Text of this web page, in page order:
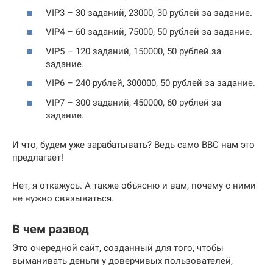
VIP3 – 30 заданий, 23000, 30 рублей за задание.
VIP4 – 60 заданий, 75000, 50 рублей за задание.
VIP5 – 120 заданий, 150000, 50 рублей за
задание.
VIP6 – 240 рублей, 300000, 50 рублей за задание.
VIP7 – 300 заданий, 450000, 60 рублей за
задание.
И что, будем уже зарабатывать? Ведь само BBC нам это
предлагает!
Нет, я откажусь. А также объясню и вам, почему с ними
не нужно связываться.
В чем развод
Это очередной сайт, созданный для того, чтобы
выманивать деньги у доверчивых пользователей,